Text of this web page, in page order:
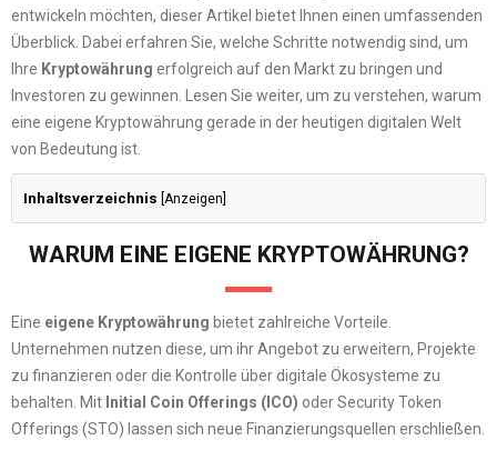
entwickeln möchten, dieser Artikel bietet Ihnen einen umfassenden
Überblick. Dabei erfahren Sie, welche Schritte notwendig sind, um
Ihre Kryptowährung erfolgreich auf den Markt zu bringen und
Investoren zu gewinnen. Lesen Sie weiter, um zu verstehen, warum
eine eigene Kryptowährung gerade in der heutigen digitalen Welt
von Bedeutung ist.
Inhaltsverzeichnis Anzeigen
WARUM EINE EIGENE KRYPTOWÄHRUNG?
Eine eigene Kryptowährung bietet zahlreiche Vorteile.
Unternehmen nutzen diese, um ihr Angebot zu erweitern, Projekte
zu finanzieren oder die Kontrolle über digitale Ökosysteme zu
behalten. Mit Initial Coin Offerings (ICO) oder Security Token
Offerings (STO) lassen sich neue Finanzierungsquellen erschließen.